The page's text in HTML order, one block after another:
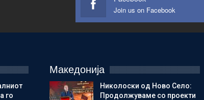
Join us on Facebook
го
Македонија
Николоски од Ново Село:
Продолжуваме со проекти